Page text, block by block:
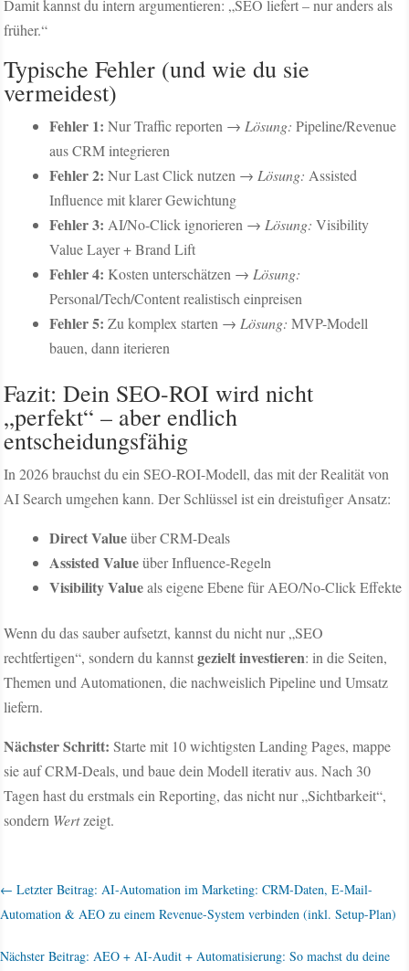
Damit kannst du intern argumentieren: „SEO liefert – nur anders als
früher.“
Typische Fehler (und wie du sie
vermeidest)
Fehler 1: Nur Traffic reporten → Lösung: Pipeline/Revenue
aus CRM integrieren
Fehler 2: Nur Last Click nutzen → Lösung: Assisted
Influence mit klarer Gewichtung
Fehler 3: AI/No-Click ignorieren → Lösung: Visibility
Value Layer + Brand Lift
Fehler 4: Kosten unterschätzen → Lösung:
Personal/Tech/Content realistisch einpreisen
Fehler 5: Zu komplex starten → Lösung: MVP-Modell
bauen, dann iterieren
Fazit: Dein SEO-ROI wird nicht
„perfekt“ – aber endlich
entscheidungsfähig
In 2026 brauchst du ein SEO-ROI-Modell, das mit der Realität von
AI Search umgehen kann. Der Schlüssel ist ein dreistufiger Ansatz:
Direct Valueüber CRM-Deals
Assisted Valueüber Influence-Regeln
Visibility Valueals eigene Ebene für AEO/No-Click Effekte
Wenn du das sauber aufsetzt, kannst du nicht nur „SEO
rechtfertigen“, sondern du kannstgezielt investieren: in die Seiten,
Themen und Automationen, die nachweislich Pipeline und Umsatz
liefern.
Nächster Schritt: Starte mit 10 wichtigsten Landing Pages, mappe
sie auf CRM-Deals, und baue dein Modell iterativ aus. Nach 30
Tagen hast du erstmals ein Reporting, das nicht nur „Sichtbarkeit“,
sondern Wertzeigt.
← Letzter Beitrag: AI-Automation im Marketing: CRM-Daten, E-Mail-
Automation & AEO zu einem Revenue-System verbinden (inkl. Setup-Plan)
Nächster Beitrag: AEO + AI-Audit + Automatisierung: So machst du deine